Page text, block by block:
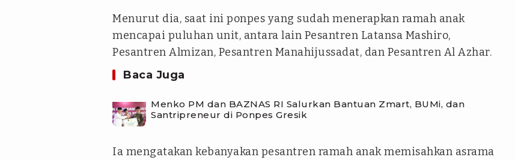
Menurut dia, saat ini ponpes yang sudah menerapkan ramah anak
mencapai puluhan unit, antara lain Pesantren Latansa Mashiro,
Pesantren Almizan, Pesantren Manahijussadat, dan Pesantren Al Azhar.
Baca Juga
Menko PM dan BAZNAS RI Salurkan Bantuan Zmart, BUMi, dan
Santripreneur di Ponpes Gresik
Ia mengatakan kebanyakan pesantren ramah anak memisahkan asrama